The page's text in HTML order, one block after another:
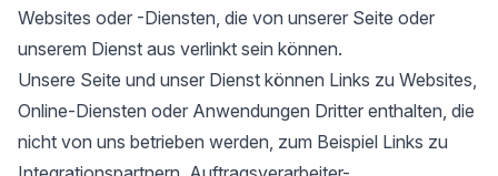
Websites oder -Diensten, die von unserer Seite oder
unserem Dienst aus verlinkt sein können.
Unsere Seite und unser Dienst können Links zu Websites,
Online-Diensten oder Anwendungen Dritter enthalten, die
nicht von uns betrieben werden, zum Beispiel Links zu